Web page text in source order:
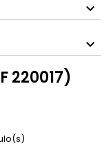
220017)